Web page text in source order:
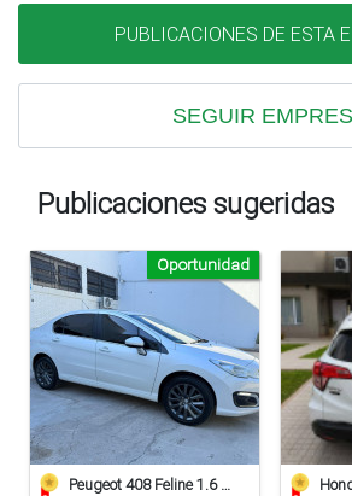
PUBLICACIONES DE ESTA
SEGUIR
Publicaciones sugeridas
Peugeot 408 Feline 1.6 Hdi
Oportunidad